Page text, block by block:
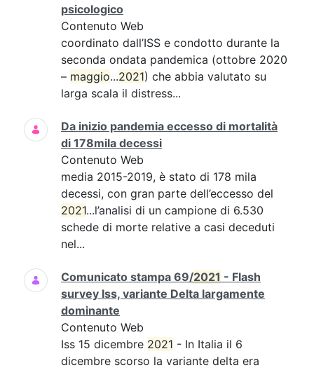
psicologico
Contenuto Web
coordinato dall’ISS e condotto durante la
seconda ondata pandemica (ottobre 2020
– maggio...2021) che abbia valutato su
larga scala il distress...
Da inizio pandemia eccesso di mortalità
di 178mila decessi
Contenuto Web
media 2015-2019, è stato di 178 mila
decessi, con gran parte dell’eccesso del
2021...l’analisi di un campione di 6.530
schede di morte relative a casi deceduti
nel...
Comunicato stampa 69/2021 - Flash
survey Iss, variante Delta largamente
dominante
Contenuto Web
Iss 15 dicembre 2021 - In Italia il 6
dicembre scorso la variante delta era